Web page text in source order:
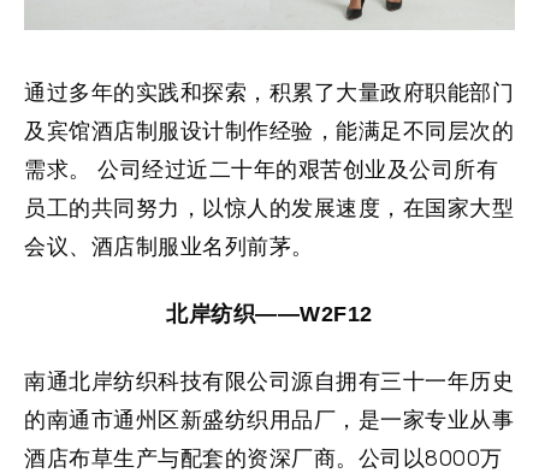
通过多年的实践和探索，积累了大量政府职能部门
及宾馆酒店制服设计制作经验，能满足不同层次的
需求。 公司经过近二十年的艰苦创业及公司所有
员工的共同努力，以惊人的发展速度，在国家大型
会议、酒店制服业名列前茅。
北岸纺织——W2F12
南通北岸纺织科技有限公司源自拥有三十一年历史
的南通市通州区新盛纺织用品厂，是一家专业从事
酒店布草生产与配套的资深厂商。公司以8000万